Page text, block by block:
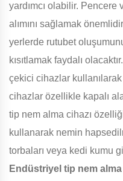
yardımcı olabilir. Pencere
alımını sağlamak
yerlerde rutubet
kısıtlamak faydalı
çekici cihazlar
cihazlar özellikle kapalı
tip nem alma cihazı
kullanarak nemin
torbaları veya kedi kumu
Endüstriyel tip nem